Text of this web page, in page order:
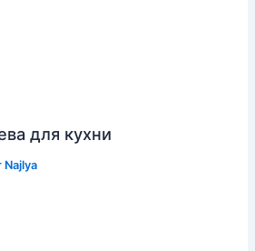
для кухни
Najlya